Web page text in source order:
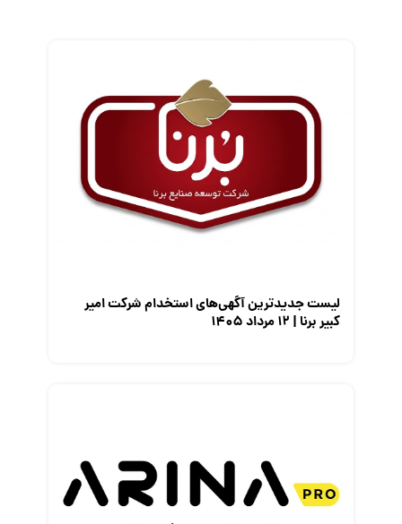
گزارش‌های آماری
معرفی متخصصان منابع انسانی
لیست جدیدترین آگهی‌های استخدام شرکت امیر
کبیر برنا | ۱۲ مرداد ۱۴۰۵